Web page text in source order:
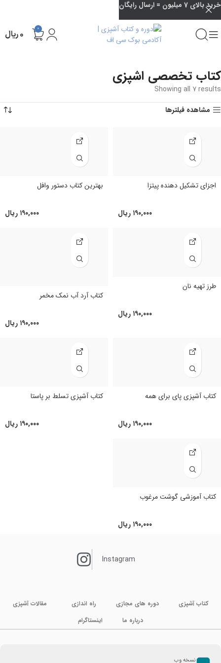
0 ۰ریال
کتاب تخصصی اشپزی
Showing all 7 results
مشاهده فیلترها
اجزای تشکیل دهنده پیتزا
۱۹۰,۰۰۰ ریال
بهترین کتاب دستور وافل
۱۹۰,۰۰۰ ریال
طرز تهیه نان
۱۹۰,۰۰۰ ریال
کتاب آرد آب نمک مخمر
۱۹۰,۰۰۰ ریال
کتاب آشپزی پای برای همه
۱۹۰,۰۰۰ ریال
کتاب آشپزی تسلط بر پاستا
۱۹۰,۰۰۰ ریال
کتاب آموزشی گوشت مرغوب
۱۹۰,۰۰۰ ریال
Instagram
کتاب آشپزی دوره های مجازی راه اندازی
مقالات آشپزی
درباره ما
اینستاگرام
نسخه وب
خرید بالای 7 میلیون = ارسال رایگان